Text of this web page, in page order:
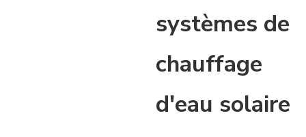
systèmes de
chauffage
d'eau solaire